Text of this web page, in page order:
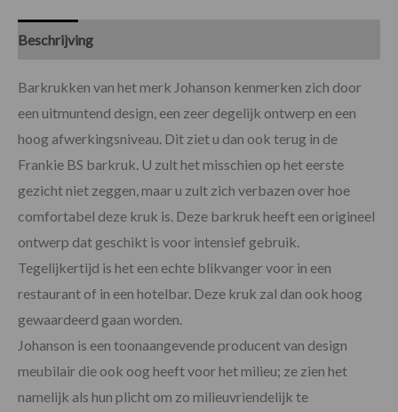
Beschrijving
Barkrukken van het merk Johanson kenmerken zich door
een uitmuntend design, een zeer degelijk ontwerp en een
hoog afwerkingsniveau. Dit ziet u dan ook terug in de
Frankie BS barkruk. U zult het misschien op het eerste
gezicht niet zeggen, maar u zult zich verbazen over hoe
comfortabel deze kruk is. Deze barkruk heeft een origineel
ontwerp dat geschikt is voor intensief gebruik.
Tegelijkertijd is het een echte blikvanger voor in een
restaurant of in een hotelbar. Deze kruk zal dan ook hoog
gewaardeerd gaan worden.
Johanson is een toonaangevende producent van design
meubilair die ook oog heeft voor het milieu; ze zien het
namelijk als hun plicht om zo milieuvriendelijk te